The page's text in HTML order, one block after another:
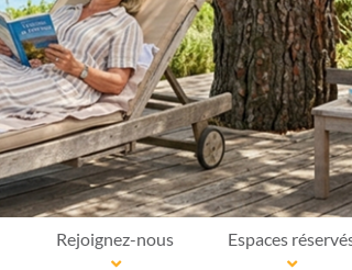
Rejoignez-nous Espaces